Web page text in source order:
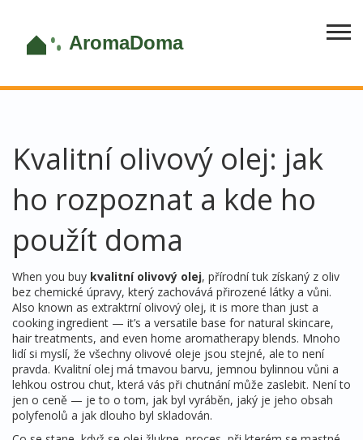
Kvalitní olivový olej: jak
ho rozpoznat a kde ho
použít doma
When you buy kvalitní olivový olej, přírodní tuk získaný z oliv
bez chemické úpravy, který zachovává přirozené látky a vůni.
Also known as extraktrní olivový olej, it is more than just a
cooking ingredient — it’s a versatile base for natural skincare,
hair treatments, and even home aromatherapy blends. Mnoho
lidí si myslí, že všechny olivové oleje jsou stejné, ale to není
pravda. Kvalitní olej má tmavou barvu, jemnou bylinnou vůni a
lehkou ostrou chut, která vás při chutnání může zaslebit. Není to
jen o ceně — je to o tom, jak byl vyráběn, jaký je jeho obsah
polyfenolů a jak dlouho byl skladován.